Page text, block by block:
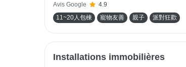
Avis Google
4.9
11~20人包棟
寵物友善 親子 派對狂歡
Installations immobilières